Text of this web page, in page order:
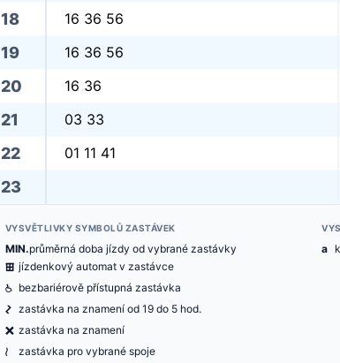
18 16 36 56
19 16 36 56
20 16 36
21 03 33
22 01 11 41
23
VYSVĚTLIVKY SYMBOLŮ ZASTÁVEK
MIN.průměrná doba jízdy od vybrané zastávky
æ jízdenkový automat v zastávce
@ bezbariérově přístupná zastávka
ó zastávka na znamení od 19 do 5 hod.
ë zastávka na znamení
< zastávka pro vybrané spoje
a